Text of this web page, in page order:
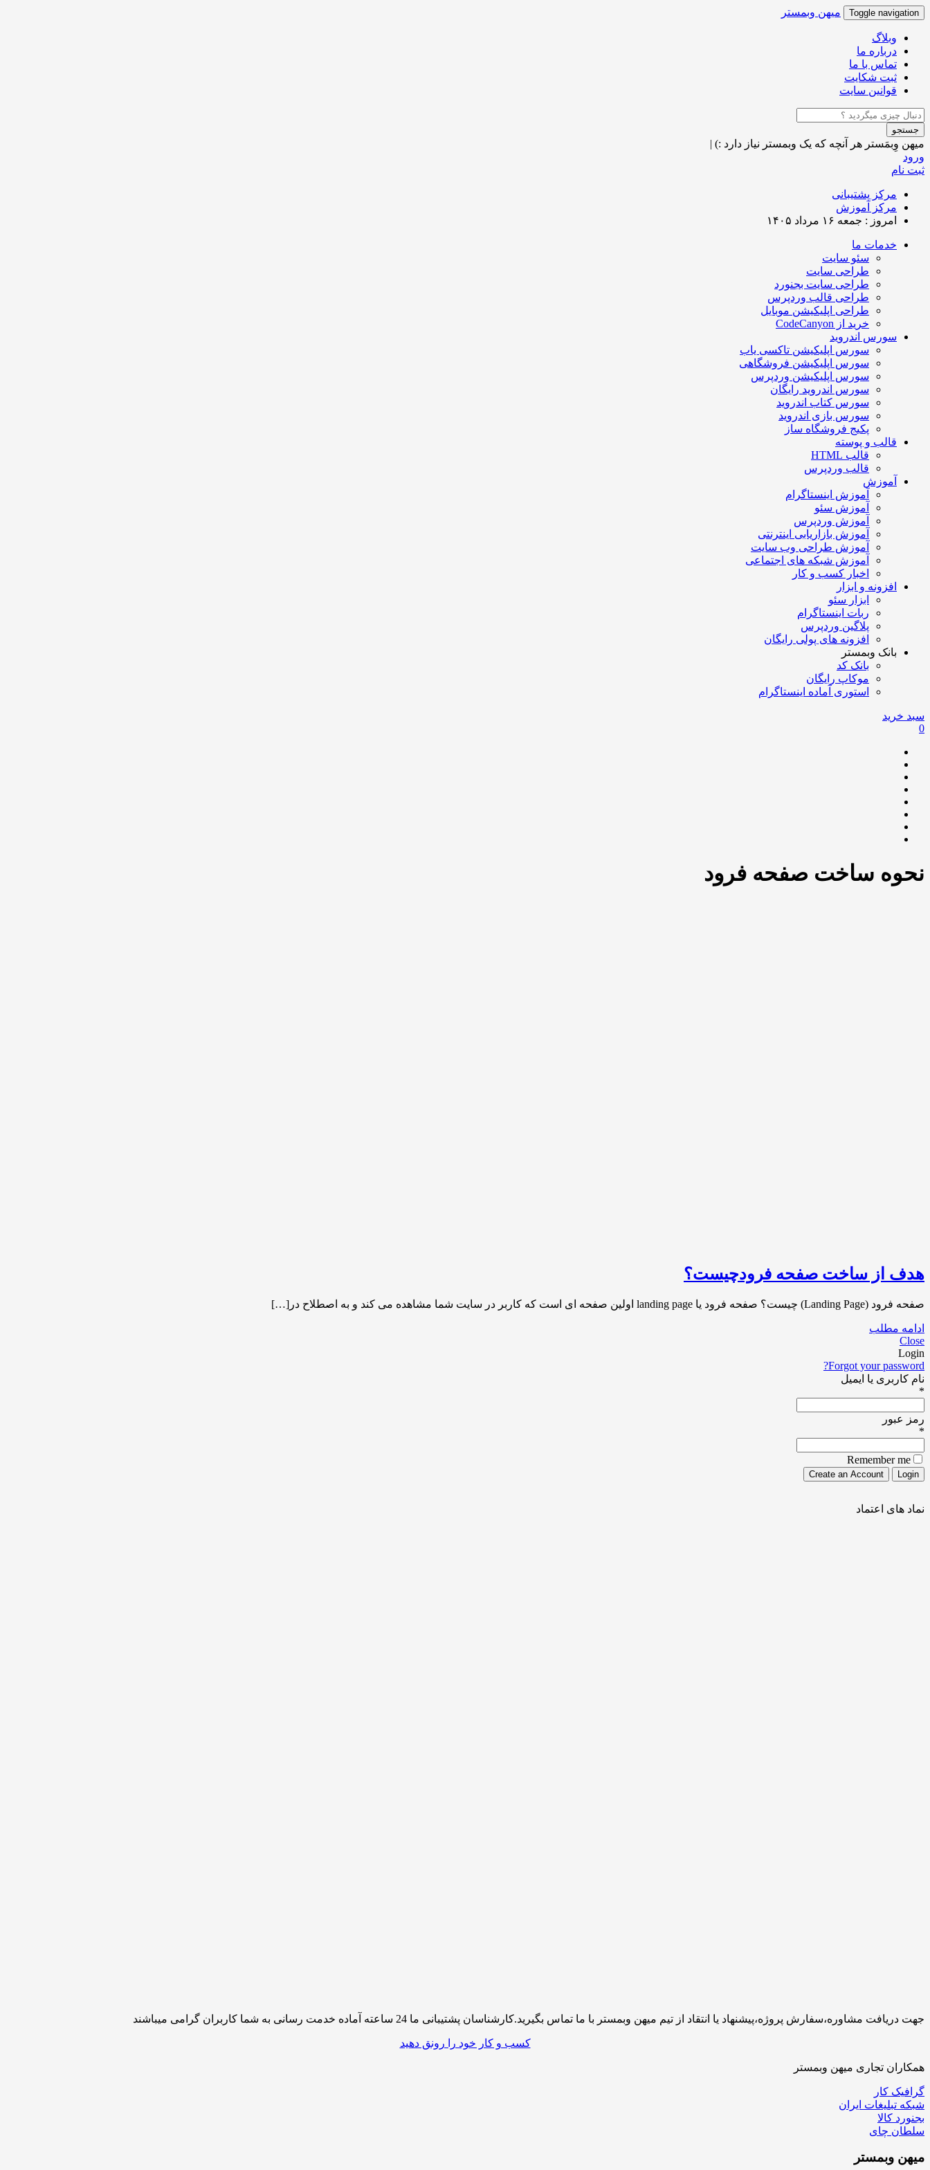
Toggle navigation میهن وبمستر
وبلاگ
درباره ما
تماس با ما
ثبت شکایت
قوانین سایت
جستجو
میهن وِبمَستر هر آنچه که یک وبمستر نیاز دارد :) |
ورود
ثبت نام
مرکز پشتیبانی
مرکز آموزش
امروز : جمعه ۱۶ مرداد ۱۴۰۵
خدمات ما
سئو سایت
طراحی سایت
طراحی سایت بجنورد
طراحی قالب وردپرس
طراحی اپلیکیشن موبایل
خرید از CodeCanyon
سورس اندروید
سورس اپلیکیشن تاکسی یاب
سورس اپلیکیشن فروشگاهی
سورس اپلیکیشن وردپرس
سورس اندروید رایگان
سورس کتاب اندروید
سورس بازی اندروید
پکیج فروشگاه ساز
قالب و پوسته
قالب HTML
قالب وردپرس
آموزش
آموزش اینستاگرام
آموزش سئو
آموزش وردپرس
آموزش بازاریابی اینترنتی
آموزش طراحی وب سایت
آموزش شبکه های اجتماعی
اخبار کسب و کار
افزونه و ابزار
ابزار سئو
ربات اینستاگرام
پلاگین وردپرس
افزونه های پولی رایگان
بانک وبمستر
بانک کد
موکاپ رایگان
استوری آماده اینستاگرام
سبد خرید
0
نحوه ساخت صفحه فرود
هدف از ساخت صفحه فرودچیست؟
صفحه فرود (Landing Page) چیست؟ صفحه فرود یا landing page اولین صفحه ای است که کاربر در سایت شما مشاهده می کند و به اصطلاح در[…]
ادامه مطلب
Close
Login
Forgot your password?
نام کاربری یا ایمیل
*
رمز عبور
*
Remember me
نماد های اعتماد
جهت دریافت مشاوره،سفارش پروژه،پیشنهاد یا انتقاد از تیم میهن وبمستر با ما تماس بگیرید.کارشناسان پشتیبانی ما 24 ساعته آماده خدمت رسانی به شما کاربران گرامی میباشند
کسب و کار خود را رونق دهید
همکاران تجاری میهن وبمستر
گرافیک کار
شبکه تبلیغات ایران
بجنورد کالا
سلطان چای
میهن وبمستر